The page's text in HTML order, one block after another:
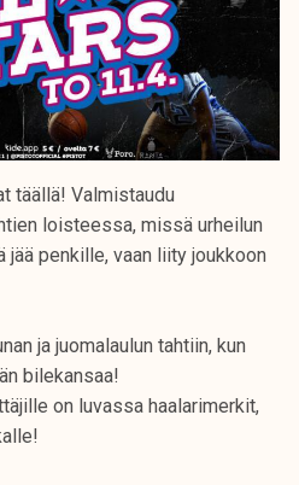
täällä! Valmistaudu
loisteessa, missä urheilun
jää penkille, vaan liity joukkoon
ja juomalaulun tahtiin, kun
bilekansaa!
on luvassa haalarimerkit,